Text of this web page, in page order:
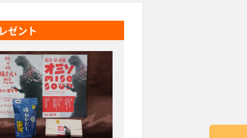
ゼント